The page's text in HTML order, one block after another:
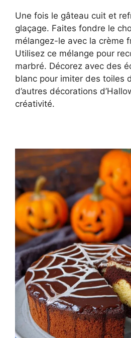
Une fois le gâteau cuit et
glaçage. Faites fondre le
mélangez-le avec la crème
Utilisez ce mélange pour
marbré. Décorez avec des
blanc pour imiter des toiles
d’autres décorations
créativité.